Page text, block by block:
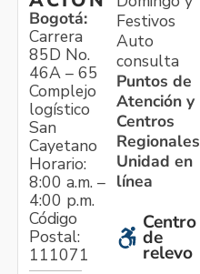
Bogotá:
Carrera
85D No.
46A – 65
Complejo
logístico
San
Cayetano
Horario:
8:00 a.m. –
4:00 p.m.
Código
Postal:
111071
Festivos
Auto
consulta
Puntos de
Atención y
Centros
Regionales
Unidad en
línea
Centro
de
relevo